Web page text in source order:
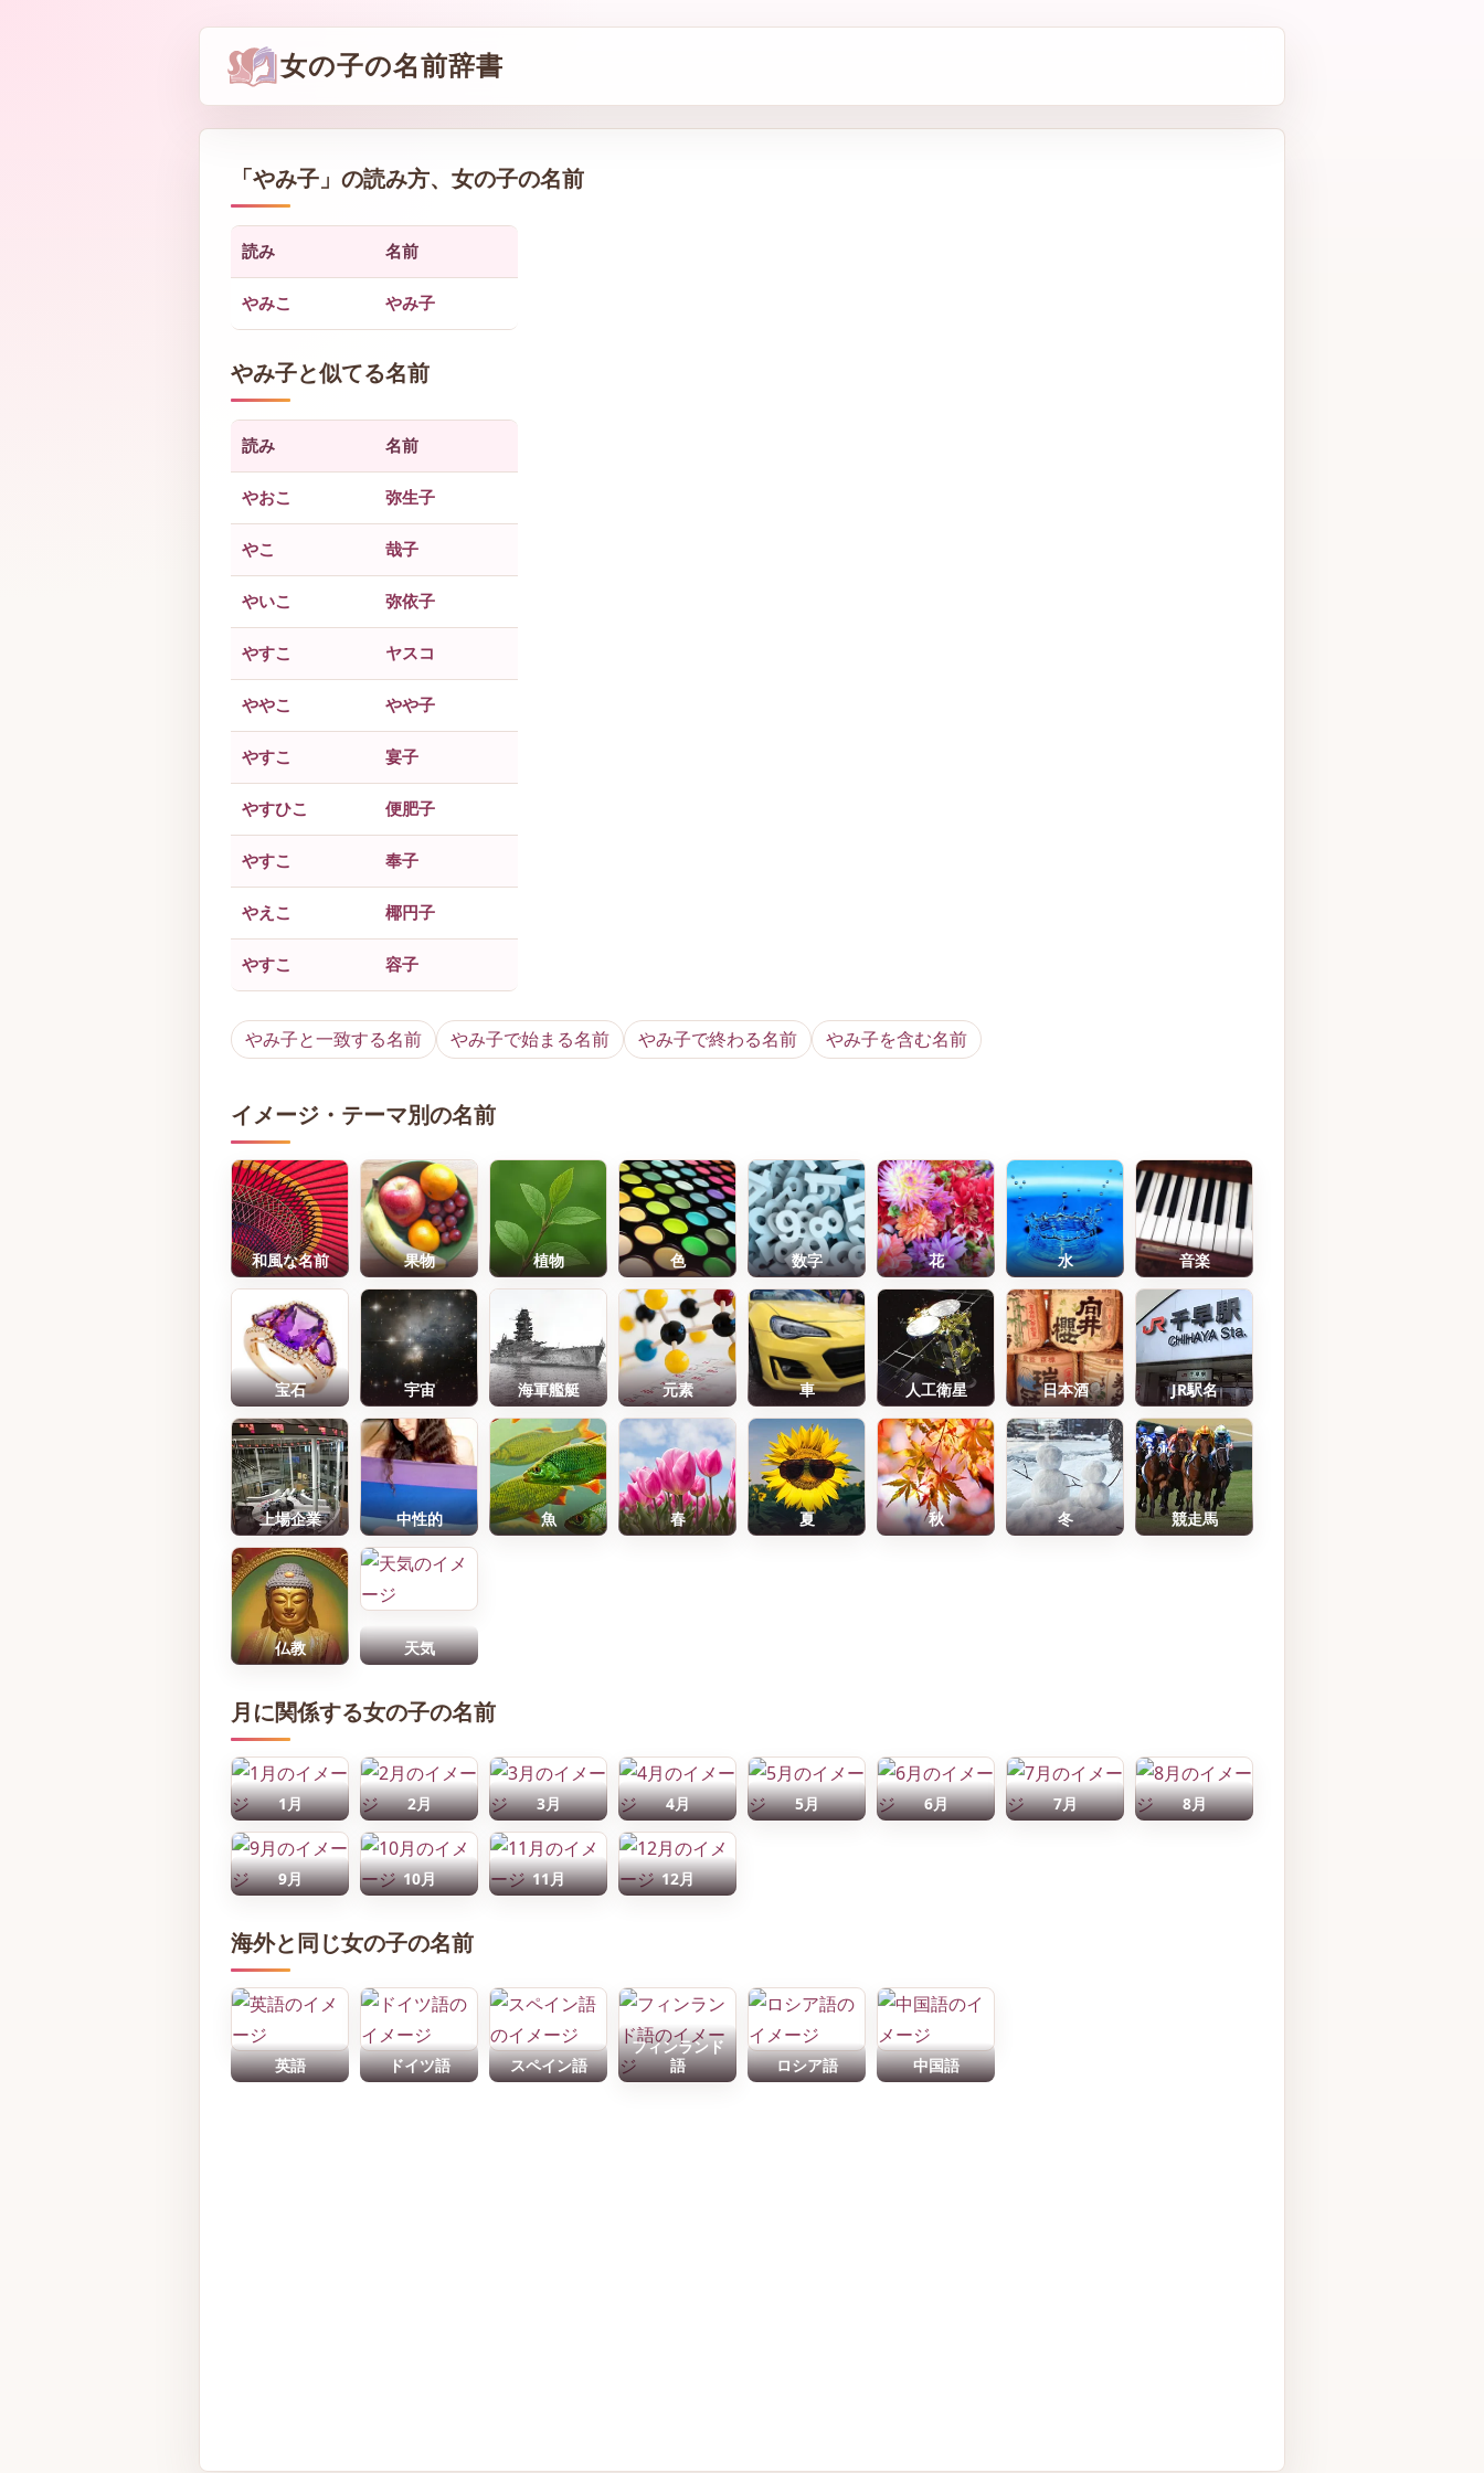
女の子の名前辞書
「やみ子 」の読み方、女の子の名前
読み 名前
やみこ やみ子
やみ子と似てる名前
読み 名前
やおこ 弥生子
やこ 哉子
やいこ 弥依子
やすこ ヤスコ
ややこ やや子
やすこ 宴子
やすひこ 便肥子
やすこ 奉子
やえこ 椰円子
やすこ 容子
やみ子と一致する名前 やみ子で始まる名前 やみ子で終わる名前 やみ子を含む名前
イメージ・テーマ別の名前
和風な名前 果物 植物 色 数字 花 水 音楽
宝石 宇宙 海軍艦艇 元素 車 人工衛星 日本酒 JR駅名
上場企業 中性的 魚 春 夏 秋 冬 競走馬
仏教 天気
月に関係する女の子の名前
1月 2月 3月 4月 5月 6月 7月 8月
9月 10月 11月 12月
海外と同じ女の子の名前
英語 ドイツ語 スペイン語
フィンランド
語
ロシア語 中国語